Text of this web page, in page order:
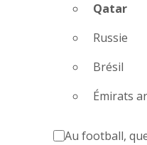
Qatar
Russie
Brésil
Émirats
Au football,